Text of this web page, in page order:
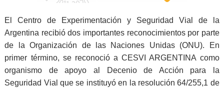
El Centro de Experimentación y Seguridad Vial de la
Argentina recibió dos importantes reconocimientos por parte
de la Organización de las Naciones Unidas (ONU). En
primer término, se reconoció a CESVI ARGENTINA como
organismo de apoyo al Decenio de Acción para la
Seguridad Vial que se instituyó en la resolución 64/255,1 de